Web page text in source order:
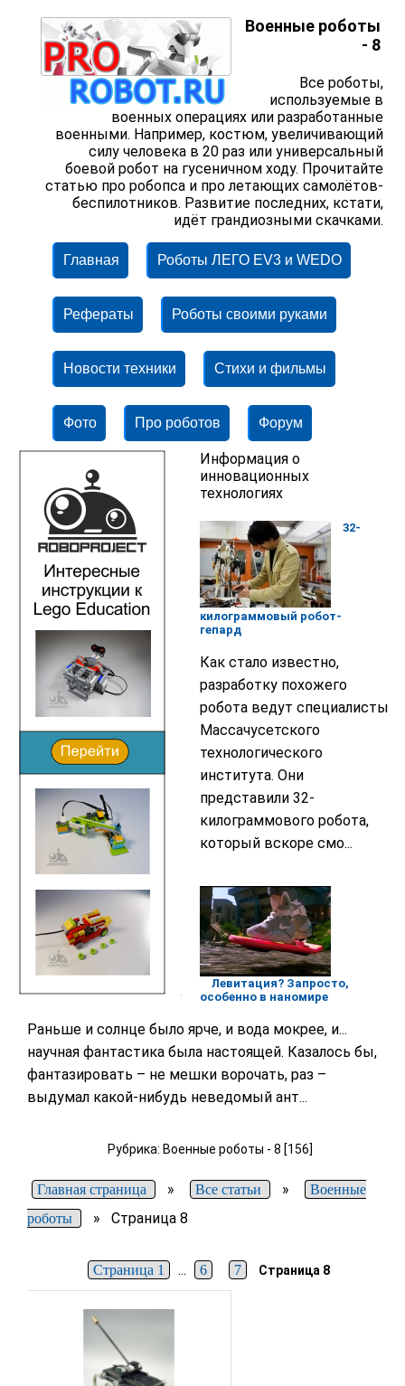
Военные роботы
- 8
Все роботы,
используемые в
военных операциях или разработанные
военными. Например, костюм, увеличивающий
силу человека в 20 раз или универсальный
боевой робот на гусеничном ходу. Прочитайте
статью про робопса и про летающих самолётов-
беспилотников. Развитие последних, кстати,
идёт грандиозными скачками.
Главная Роботы ЛЕГО EV3 и WEDO
Рефераты Роботы своими руками
Новости техники Стихи и фильмы
Фото Про роботов Форум
Информация о
инновационных
технологиях
32-
килограммовый робот-
гепард
Как стало известно,
разработку похожего
робота ведут специалисты
Массачусетского
технологического
института. Они
представили 32-
килограммового робота,
который вскоре смо...
Левитация? Запросто,
особенно в наномире
Раньше и солнце было ярче, и вода мокрее, и...
научная фантастика была настоящей. Казалось бы,
фантазировать – не мешки ворочать, раз –
выдумал какой-нибудь неведомый ант...
Рубрика: Военные роботы - 8 [156]
Главная страница » Все статьи »
Военные
роботы
»Страница 8
Страница 1 ... 6 7 Страница 8